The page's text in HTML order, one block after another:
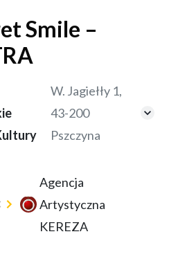
Smile –
W. Jagiełły 1,
43-200
Pszczyna
Agencja
Artystyczna
KEREZA